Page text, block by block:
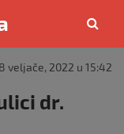
veljače, 2022 u 15:42
dr.